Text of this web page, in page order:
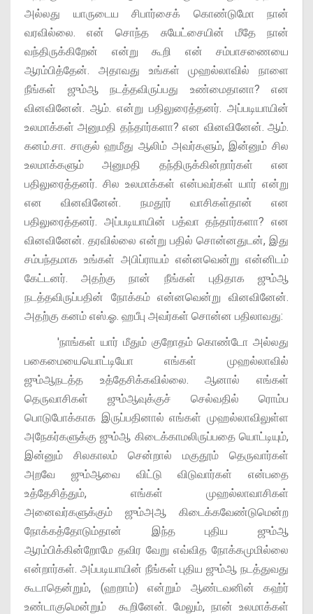
அல்லது யாருடைய சிபார்சைக் கொண்டுமோ நான்
வரவில்லை. என் சொந்த சுயேட்சையின் மீதே நான்
வந்திருக்கிறேன் என்று கூறி என் சம்பாசணையை
ஆரம்பித்தேன். அதாவது உங்கள் முஹல்லாவில் நாளை
நீங்கள் ஜும்ஆ நடத்தவிருப்பது உண்மைதானா? என
வினவினேன். ஆம். என்று பதிலுரைத்தனர். அப்படியாயின்
உலமாக்கள் அனுமதி தந்தார்களா? என வினவினேன். ஆம்.
கனம்.சா. சாகுல் ஹமீது ஆலிம் அவர்களும், இன்னும் சில
உலமாக்களும் அனுமதி தந்திருக்கின்றார்கள் என
பதிலுரைத்தனர். சில உலமாக்கள் என்பவர்கள் யார் என்று
என வினவினேன். நமதூர் வாசிகள்தான் என
பதிலுரைத்தனர். அப்படியாயின் பத்வா தந்தார்களா? என
வினவினேன். தரவில்லை என்று பதில் சொன்னதுடன், இது
சம்பந்தமாக உங்கள் அபிப்ராயம் என்னவென்று என்னிடம்
கேட்டனர். அதற்கு நான் நீங்கள் புதிதாக ஜும்ஆ
நடத்தவிருப்பதின் நோக்கம் என்னவென்று வினவினேன்.
அதற்கு கனம் எஸ்.ஓ. ஹபீபு அவர்கள் சொன்ன பதிலாவது:
'நாங்கள் யார் மீதும் குறோதம் கொண்டோ அல்லது
பகைமையையொட்டியோ எங்கள் முஹல்லாவில்
ஜும்ஆநடத்த உத்தேசிக்கவில்லை. ஆனால் எங்கள்
தெருவாசிகள் ஜும்ஆவுக்குச் செல்வதில் ரொம்ப
பொடுபோக்காக இருப்பதினால் எங்கள் முஹல்லாவிலுள்ள
அநேகர்களுக்கு ஜும்ஆ கிடைக்காமலிருப்பதை யொட்டியும்,
இன்னும் சிலகாலம் சென்றால் மகுதூம் தெருவார்கள்
அறவே ஜும்ஆவை விட்டு விடுவார்கள் என்பதை
உத்தேசித்தும், எங்கள் முஹல்லாவாசிகள்
அனைவர்களுக்கும் ஜும்அஆ கிடைக்கவேண்டுமென்ற
நோக்கத்தோடும்தான் இந்த புதிய ஜும்ஆ
ஆரம்பிக்கின்றோமே தவிர வேறு எவ்வித நோக்கமுமில்லை
என்றார்கள். அப்படியாயின் நீங்கள் புதிய ஜும்ஆ நடத்துவது
கூடாதென்றும், (ஹறாம்) என்றும் ஆண்டவனின் கஹ்ர்
உண்டாகுமென்றும் கூறினேன். மேலும், நான் உலமாக்கள்